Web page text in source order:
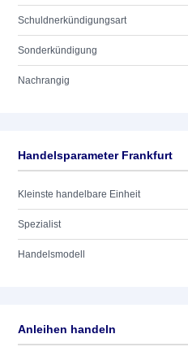
Schuldnerkündigungsart
Sonderkündigung
Nachrangig
Handelsparameter Frankfurt
Kleinste handelbare Einheit
Spezialist
Handelsmodell
Anleihen handeln